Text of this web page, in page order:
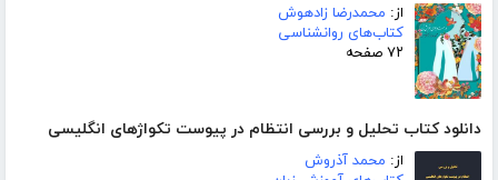
از: محمدرضا زادهوش
کتاب‌های روانشناسی
۷۲ صفحه
دانلود کتاب تحلیل و بررسی انتظام در پیوست تکواژهای انگلیسی
از: محمد آذروش